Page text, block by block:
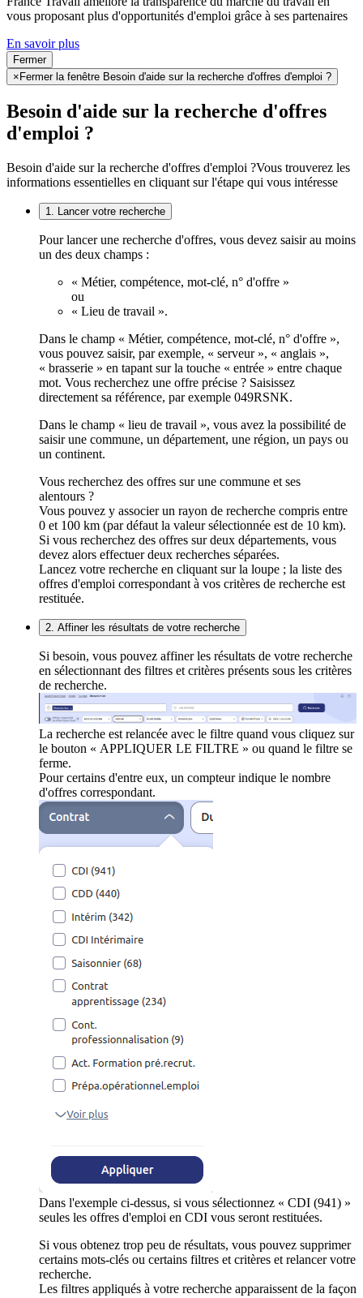
vous proposant plus d'opportunités d'emploi grâce à ses partenaires
En savoir plus
Fermer
×Fermer la fenêtre Besoin d'aide sur la recherche d'offres d'emploi ?
Besoin d'aide sur la recherche d'offres
d'emploi ?
Besoin d'aide sur la recherche d'offres d'emploi ?Vous trouverez les
informations essentielles en cliquant sur l'étape qui vous intéresse
1. Lancer votre recherche
Pour lancer une recherche d'offres, vous devez saisir au moins
un des deux champs :
« Métier, compétence, mot-clé, n° d'offre »
ou
« Lieu de travail ».
Dans le champ « Métier, compétence, mot-clé, n° d'offre »,
vous pouvez saisir, par exemple, « serveur », « anglais »,
« brasserie » en tapant sur la touche « entrée » entre chaque
mot. Vous recherchez une offre précise ? Saisissez
directement sa référence, par exemple 049RSNK.
Dans le champ « lieu de travail », vous avez la possibilité de
saisir une commune, un département, une région, un pays ou
un continent.
Vous recherchez des offres sur une commune et ses
alentours ?
Vous pouvez y associer un rayon de recherche compris entre
0 et 100 km (par défaut la valeur sélectionnée est de 10 km).
Si vous recherchez des offres sur deux départements, vous
devez alors effectuer deux recherches séparées.
Lancez votre recherche en cliquant sur la loupe ; la liste des
offres d'emploi correspondant à vos critères de recherche est
restituée.
2. Affiner les résultats de votre recherche
Si besoin, vous pouvez affiner les résultats de votre recherche
en sélectionnant des filtres et critères présents sous les critères
de recherche.
La recherche est relancée avec le filtre quand vous cliquez sur
le bouton « APPLIQUER LE FILTRE » ou quand le filtre se
ferme.
Pour certains d'entre eux, un compteur indique le nombre
d'offres correspondant.
Dans l'exemple ci-dessus, si vous sélectionnez « CDI (941) »
seules les offres d'emploi en CDI vous seront restituées.
Si vous obtenez trop peu de résultats, vous pouvez supprimer
certains mots-clés ou certains filtres et critères et relancer votre
recherche.
Les filtres appliqués à votre recherche apparaissent de la façon